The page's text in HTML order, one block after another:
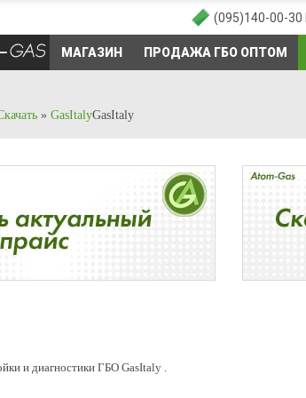
(095)140-00-30
МАГАЗИН ПРОДАЖА ГБО ОПТОМ
» GasItalyGasItaly
и диагностики ГБО GasItaly .